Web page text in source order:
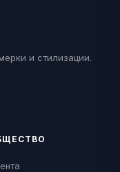
и стилизации.